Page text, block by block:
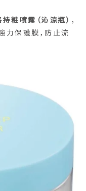
粧噴霧（沁涼瓶） ，
力保護膜，防止流